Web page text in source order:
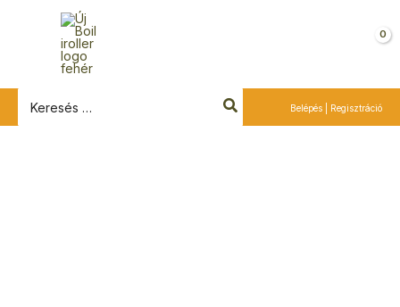
for:
Belépés | Regisztráció